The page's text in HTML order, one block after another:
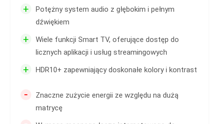
+
Potężny system audio z głębokim i pełnym
dźwiękiem
+
Wiele funkcji Smart TV, oferujące dostęp do
licznych aplikacji i usług streamingowych
+ HDR10+ zapewniający doskonałe kolory i kontrast
-
Znaczne zużycie energii ze względu na dużą
matrycę